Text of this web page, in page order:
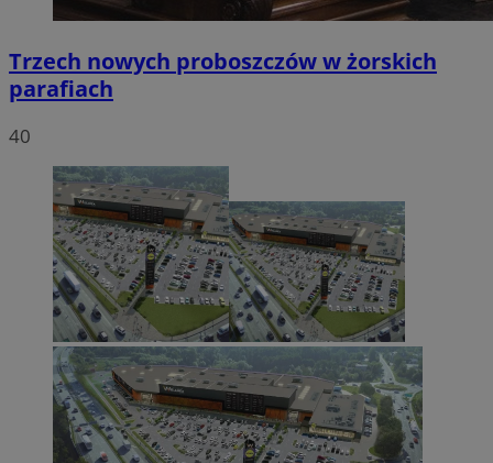
Trzech nowych proboszczów w żorskich
parafiach
40